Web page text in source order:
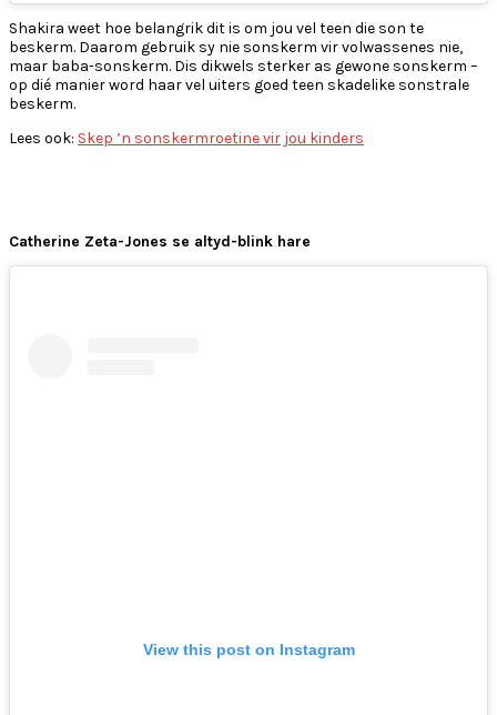
Shakira weet hoe belangrik dit is om jou vel teen die son te
beskerm. Daarom gebruik sy nie sonskerm vir volwassenes nie,
maar baba-sonskerm. Dis dikwels sterker as gewone sonskerm –
op dié manier word haar vel uiters goed teen skadelike sonstrale
beskerm.
Lees ook: Skep ’n sonskermroetine vir jou kinders
Catherine Zeta-Jones se altyd-blink hare
View this post on Instagram